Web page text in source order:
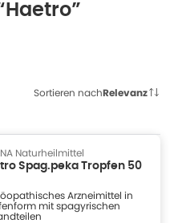
Sortieren nachRelevanz
Naturheilmittel
Spag.peka Tropfen 50
Arzneimittel in
mit spagyrischen